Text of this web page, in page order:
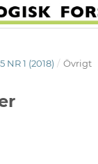
NR 1 (2018) / Övrigt